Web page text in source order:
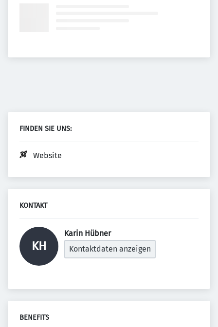
FINDEN SIE UNS:
Website
KONTAKT
KH
Karin Hübner
Kontaktdaten anzeigen
BENEFITS